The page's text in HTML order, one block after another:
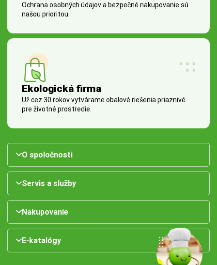
Ochrana osobných údajov a bezpečné nakupovanie sú
našou prioritou.
Ekologická firma
Už cez 30 rokov vytvárame obalové riešenia priaznivé
pre životné prostredie.
O spoločnosti
Servis a služby
Nakupovanie
E-katalógy